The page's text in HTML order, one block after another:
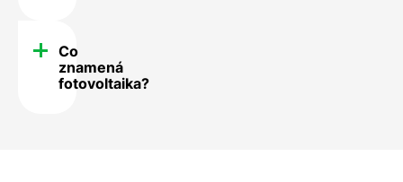
Co
znamená
fotovoltaika?